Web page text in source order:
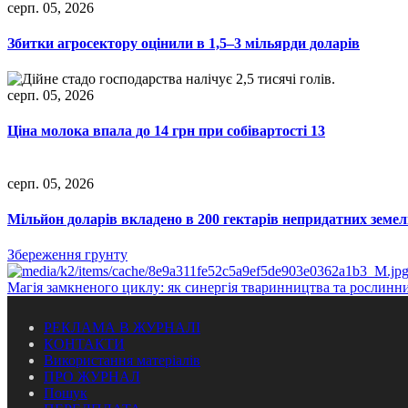
серп. 05, 2026
Збитки агросектору оцінили в 1,5–3 мільярди доларів
серп. 05, 2026
Ціна молока впала до 14 грн при собівартості 13
серп. 05, 2026
Мільйон доларів вкладено в 200 гектарів непридатних
Збереження грунту
Магія замкненого циклу: як синергія тваринництва та
РЕКЛАМА В ЖУРНАЛІ
КОНТАКТИ
Використання матеріалів
ПРО ЖУРНАЛ
Пошук